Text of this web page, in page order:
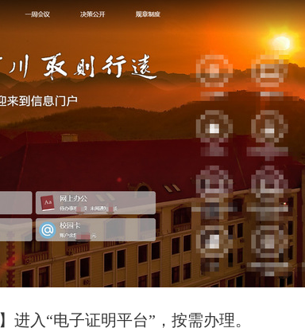
】进入“电子证明平台”，按需办理。